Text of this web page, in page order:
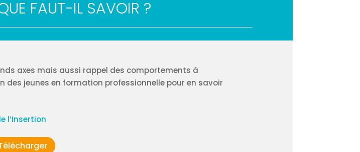
FAUT-IL SAVOIR ?
axes mais aussi rappel des comportements à
jeunes en formation professionnelle pour en savoir
l’Insertion